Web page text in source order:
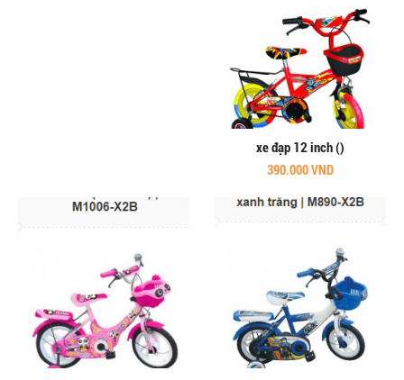
xe đạp 12 inch ()
390.000 VND